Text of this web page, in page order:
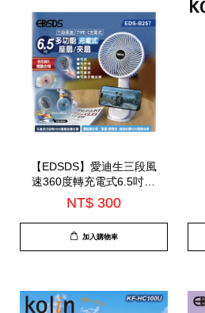
【EDSDS】愛迪生三段風
速360度轉充電式6.5吋座
扇/夾扇(EDS-B257)
NT$ 300
加入購物車